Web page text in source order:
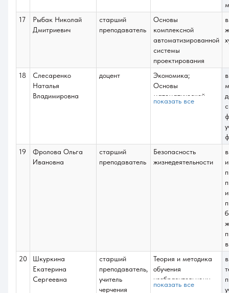
17
Рыбак Николай
Дмитриевич
старший
преподаватель
Основы
комплексной
автоматизированной
системы
проектирования
18
Слесаренко
Наталья
Владимировна
доцент
Экономика;
Основы
математической
обработки
изобразительному
декоративно-
работа;
Педагогическая
практика;
Преддипломная
показать все
19
Фролова Ольга
Ивановна
старший
преподаватель
Безопасность
жизнедеятельности
20
Шкуркина
Екатерина
Сергеевна
старший
преподаватель,
учитель
черчения
Теория и методика
обучения
изобразительному
искусству и
показать все